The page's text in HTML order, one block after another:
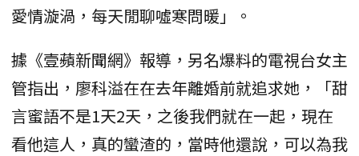
愛情漩渦，每天閒聊噓寒問暖」。
據《壹蘋新聞網》報導，另名爆料的電視台女主
管指出，廖科溢在在去年離婚前就追求她，「甜
言蜜語不是1天2天，之後我們就在一起，現在
看他這人，真的蠻渣的，當時他還說，可以為我